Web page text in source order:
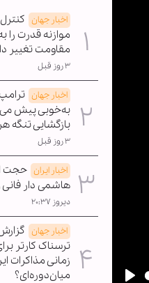
اخبار جهان
موازنه قدرت را
مقاومت تغییر
۳ روز قبل
اخبار جهان
به‌خوبی پیش
بازگشایی تنگه
۳ روز قبل
اخبار ایران حجت
هاشمی دار فانی
دیروز ۲۰:۳۷
اخبار جهان
ترسناک کارتر
زمانی مذاکرات
میان‌دوره‌ای؟